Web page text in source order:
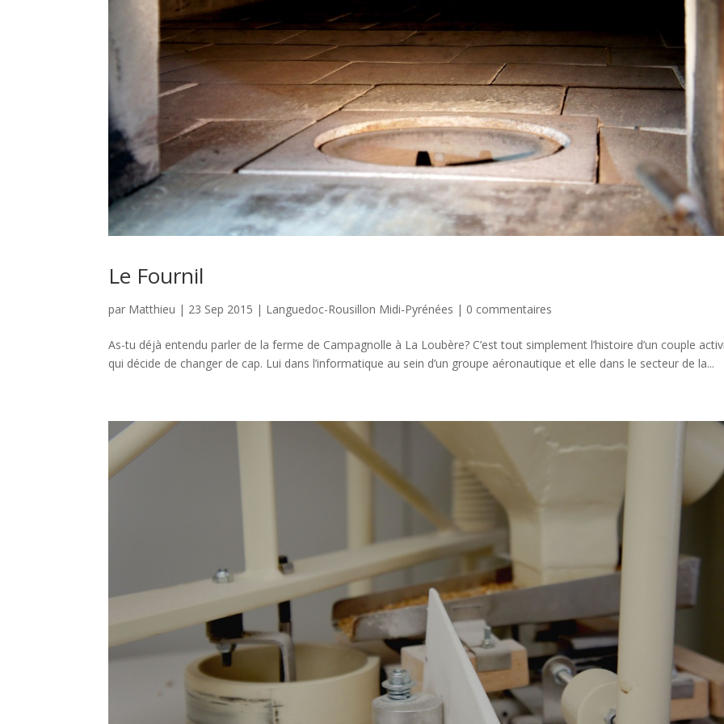
Le Fournil
par Matthieu | 23 Sep 2015 | Languedoc-Rousillon Midi-Pyrénées | 0 commentaires
As-tu déjà entendu parler de la ferme de Campagnolle à La Loubère? C’est tout simplement l’histoire d’un couple
qui décide de changer de cap. Lui dans l’informatique au sein d’un groupe aéronautique et elle dans le secteur de la...